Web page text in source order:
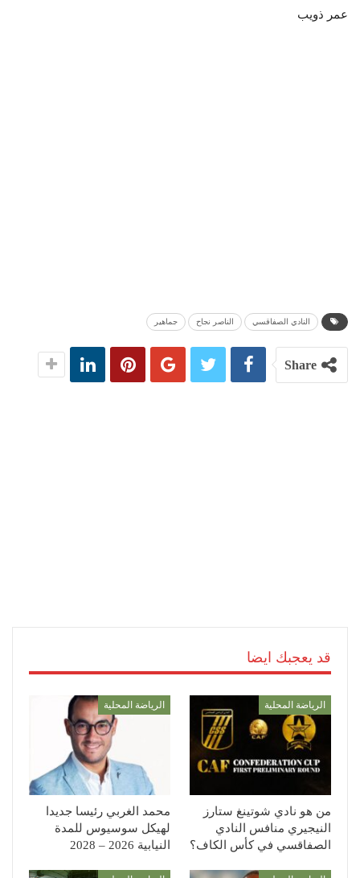
عمر ذويب
النادي الصفاقسي الناصر نجاح جماهير
Share
قد يعجبك ايضا
الرياضة المحلية
من هو نادي شوتينغ ستارز
النيجيري منافس النادي
الصفاقسي في كأس الكاف؟
الرياضة المحلية
محمد الغربي رئيسا جديدا
لهيكل سوسيوس للمدة
النيابية 2026 – 2028